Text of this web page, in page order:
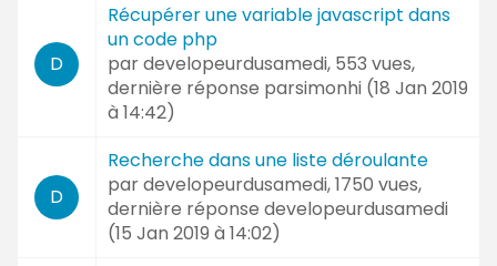
D
Récupérer une variable javascript dans
un code php
pardevelopeurdusamedi, 553 vues,
dernière réponse parsimonhi (18 Jan 2019
à 14:42)
D
Recherche dans une liste déroulante
pardevelopeurdusamedi, 1750 vues,
dernière réponse developeurdusamedi
(15 Jan 2019 à 14:02)